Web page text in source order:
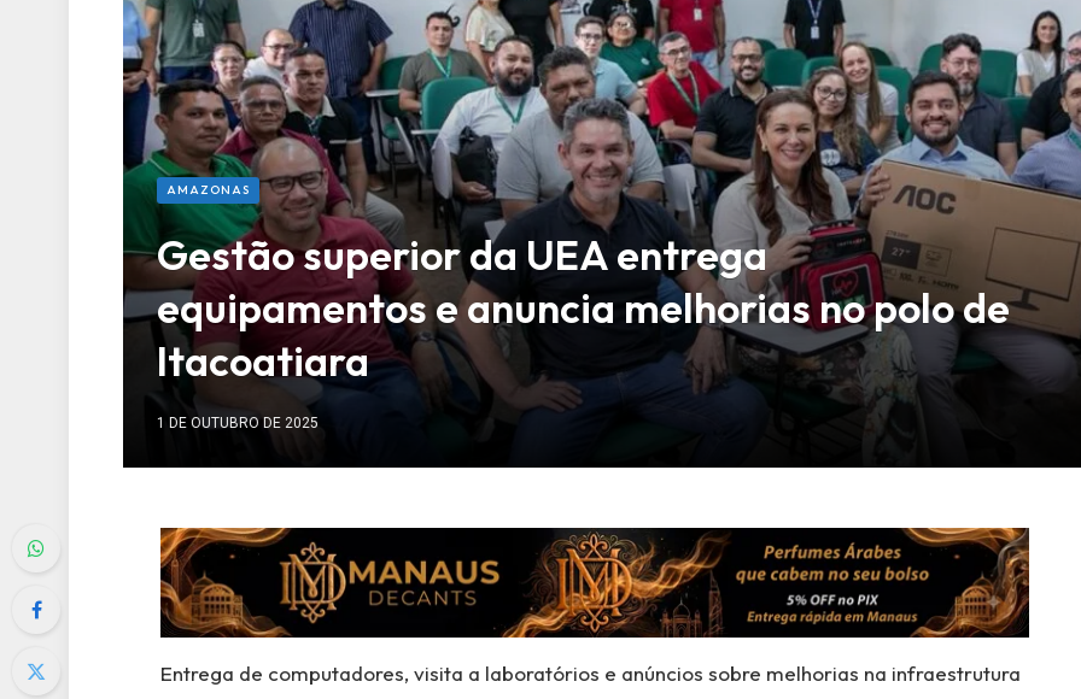
AMAZONAS
Gestão superior da UEA entrega
equipamentos e anuncia melhorias no polo de
Itacoatiara
1 DE OUTUBRO DE 2025
Entrega de computadores, visita a laboratórios e anúncios sobre melhorias na infraestrutura